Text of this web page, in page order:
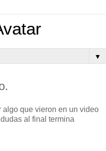
▼
que vieron en un video
al final termina